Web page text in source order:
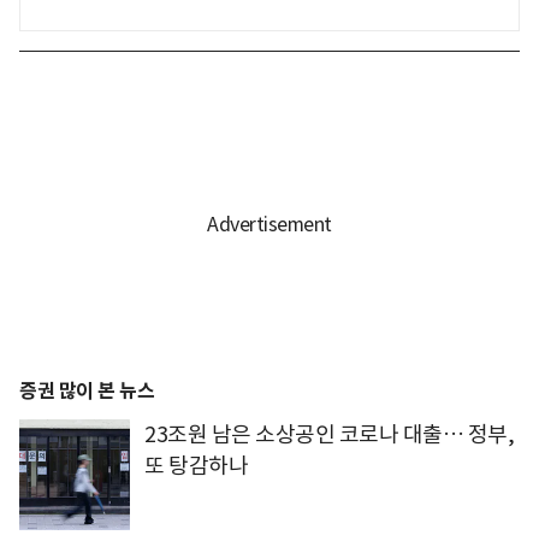
증권 많이 본 뉴스
23조원 남은 소상공인 코로나 대출… 정부,
또 탕감하나